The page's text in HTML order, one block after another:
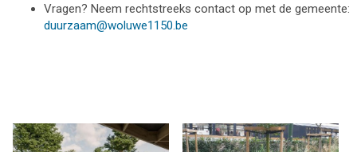
Vragen? Neem rechtstreeks contact op met de gemeente:
duurzaam@woluwe1150.be